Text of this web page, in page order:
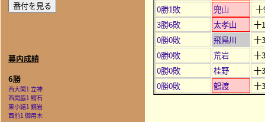
幕内成績
6勝
西大関1 立神
西関脇1 鰐石
東小結1 鏡岩
西前1 御用木
0勝1敗
兜山
3勝6敗
太孝山
十
0勝0敗
飛鳥川
十
0勝0敗
荒岩
十
0勝0敗
桂野
十
0勝0敗
鶴渡 十